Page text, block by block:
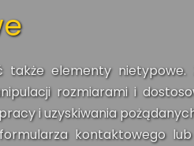
także elementy
rozmiarami i
i uzyskiwania
kontaktowego